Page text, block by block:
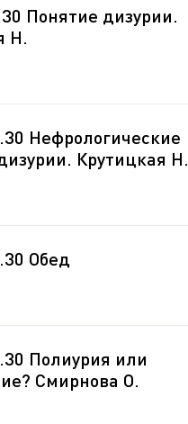
Понятие дизурии.
Н.
Нефрологические
Крутицкая Н.
Обед
Полиурия или
Смирнова О.